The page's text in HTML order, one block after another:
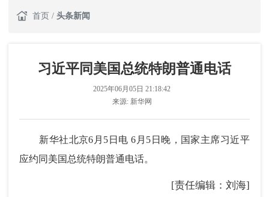
首页 / 头条新闻
习近平同美国总统特朗普通电话
2025年06月05日 21:18:42
来源: 新华网
新华社北京6月5日电 6月5日晚，国家主席习近平
应约同美国总统特朗普通电话。
[责任编辑：刘海]